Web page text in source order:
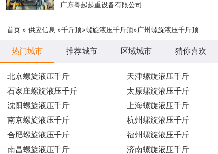
广东粤起起重设备有限公司
首页 » 供应信息 »千斤顶»螺旋液压千斤顶»广州螺旋液压千斤顶
热门城市 推荐城市 区域城市 猜你喜欢
北京螺旋液压千斤
天津螺旋液压千斤
石家庄螺旋液压千斤
太原螺旋液压千斤
沈阳螺旋液压千斤
上海螺旋液压千斤
南京螺旋液压千斤
杭州螺旋液压千斤
合肥螺旋液压千斤
福州螺旋液压千斤
南昌螺旋液压千斤
济南螺旋液压千斤